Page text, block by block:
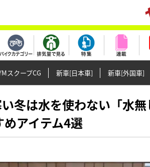
スクープCG 新車[日本車] 新車[外国車]
冬は水を使わない「水
アイテム4選